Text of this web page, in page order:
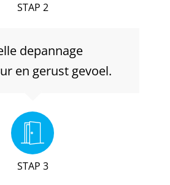
STAP 2
depannage
en gerust gevoel.
STAP 3